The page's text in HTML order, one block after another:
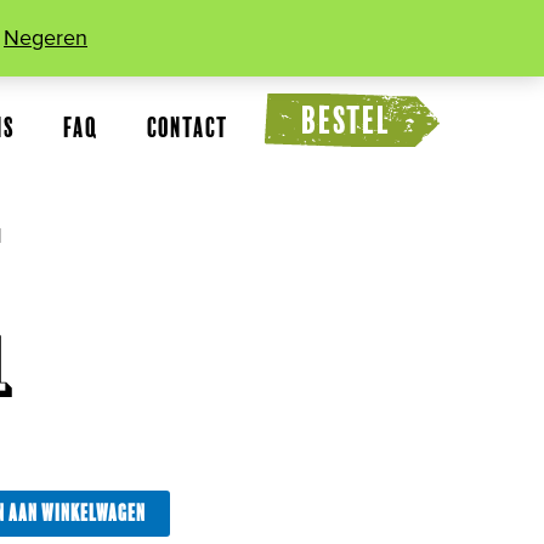
Negeren
te huur
FAQ Contact BESTEL
AAN WINKELWAGEN